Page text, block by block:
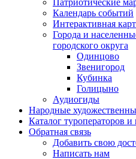
Календарь событий
Интерактивная
Города и
городского округа
Одинцово
Звенигород
Кубинка
Голицыно
Аудиогиды
Народные
Каталог туроператоров и
Обратная связь
Добавить свою
Написать нам